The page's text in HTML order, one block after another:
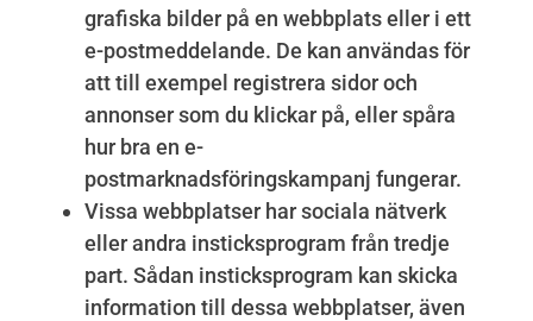
grafiska bilder på en webbplats eller i ett
e-postmeddelande. De kan användas för
att till exempel registrera sidor och
annonser som du klickar på, eller spåra
hur bra en e-
postmarknadsföringskampanj fungerar.
Vissa webbplatser har sociala nätverk
eller andra insticksprogram från tredje
part. Sådan insticksprogram kan skicka
information till dessa webbplatser, även